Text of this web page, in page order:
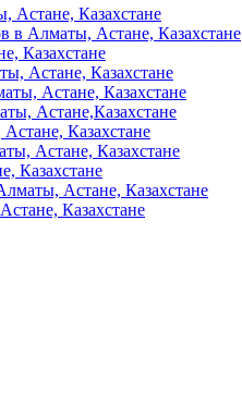
Астане, Казахстане
в Алматы, Астане, Казахстане
Казахстане
Астане, Казахстане
Астане, Казахстане
Астане,Казахстане
Казахстане
Астане, Казахстане
Казахстане
Астане, Казахстане
Казахстане